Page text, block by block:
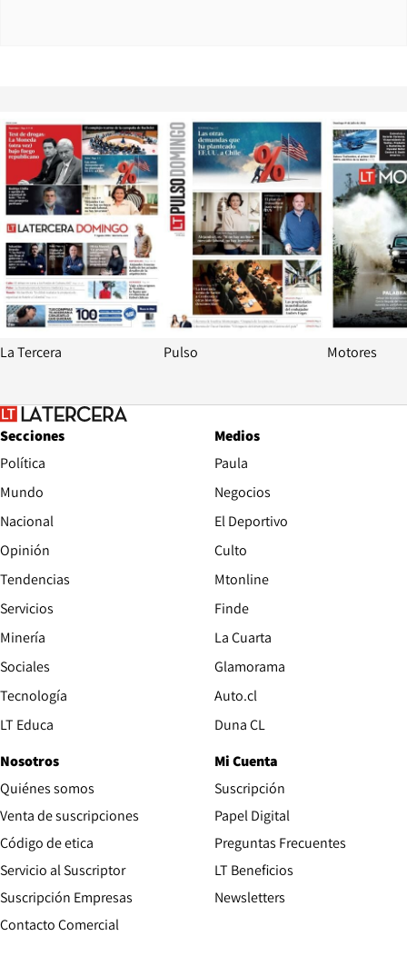
Opens in new window
La Tercera
Opens in
Pulso Motores
Secciones
Política
Mundo
Nacional
Opinión
Tendencias
Servicios
Minería
Sociales
Tecnología
LT Educa
Medios
Paula
Negocios
El Deportivo
Culto
Mtonline
Finde
La Cuarta
Glamorama
Auto.clOpens in new window
Duna CLOpens in new window
Nosotros
Quiénes somos
Venta de suscripciones
Código de etica Opens in new window
Servicio al Suscriptor
Suscripción Empresas
Contacto ComercialOpens in new window
Mi Cuenta
Suscripción
Papel DigitalOpens in new
Preguntas Frecuentes
LT Beneficios
Newsletters